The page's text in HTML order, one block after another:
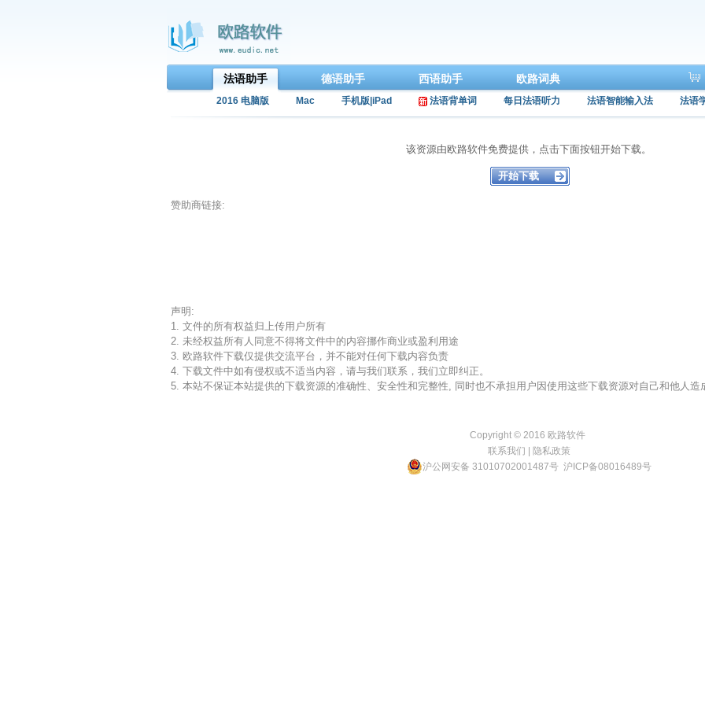
法语助手 德语助手 西语助手 欧路词典
2016 电脑版 Mac 手机版|iPad 法语背单词 每日法语听力 法语智能输入法 法语
该资源由欧路软件免费提供，点击下面按钮开始下载。
赞助商链接:
声明:
1. 文件的所有权益归上传用户所有
2. 未经权益所有人同意不得将文件中的内容挪作商业或盈利用途
3. 欧路软件下载仅提供交流平台，并不能对任何下载内容负责
4. 下载文件中如有侵权或不适当内容，请与我们联系，我们立即纠正。
5. 本站不保证本站提供的下载资源的准确性、安全性和完整性, 同时也不承担用户因使用这些下载资源对自己和他人造
Copyright © 2016 欧路软件
联系我们
隐私政策
沪公网安备 31010702001487号 沪ICP备08016489号